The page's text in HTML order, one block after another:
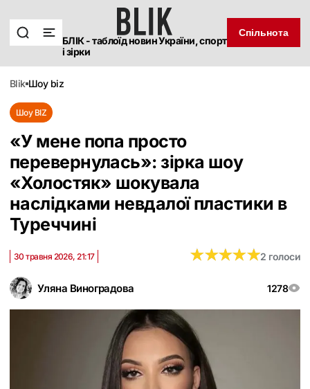
БЛІК - таблоїд новин України, спорт
і зірки
Спільнота
blik шоу biz
Шоу BIZ
«У мене попа просто
перевернулась»: зірка шоу
«Холостяк» шокувала
наслідками невдалої пластики в
Туреччині
Уляна Виноградова 1278
30 травня 2026, 21:17 ★★★★★
★★★★★2 голоси